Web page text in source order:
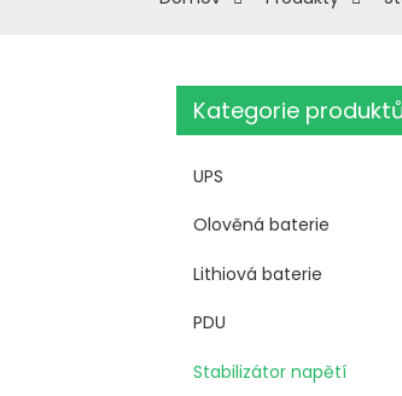
Kategorie
UPS
Olověná baterie
Lithiová baterie
PDU
Stabilizátor napětí